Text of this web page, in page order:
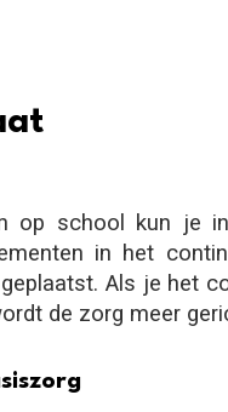
op school kun je
in het
Als je het
de zorg meer